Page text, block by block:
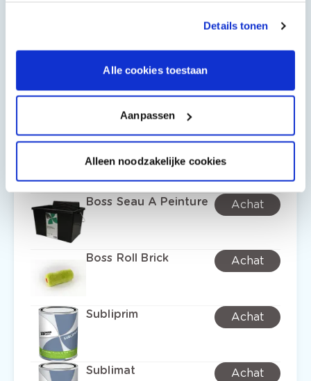
Details tonen
Alle cookies toestaan
Aanpassen
Alleen noodzakelijke cookies
peindre le mur extérieur en 6
Seaux À Peinture
Transp. Usage Unique
Boss Seau A Peinture Achat
Boss Roll Brick Achat
Subliprim Achat
Sublimat Achat